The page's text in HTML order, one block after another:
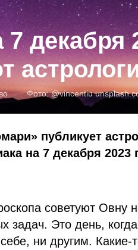
7 декабря
Фото:@vincentiu
публикует
на 7 декабря 2023
советуют Овну
задач. Это день,
ни другим. Какие-